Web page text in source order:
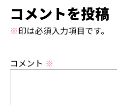
コメントを投稿
※印は必須入力項目です。
コメント ※